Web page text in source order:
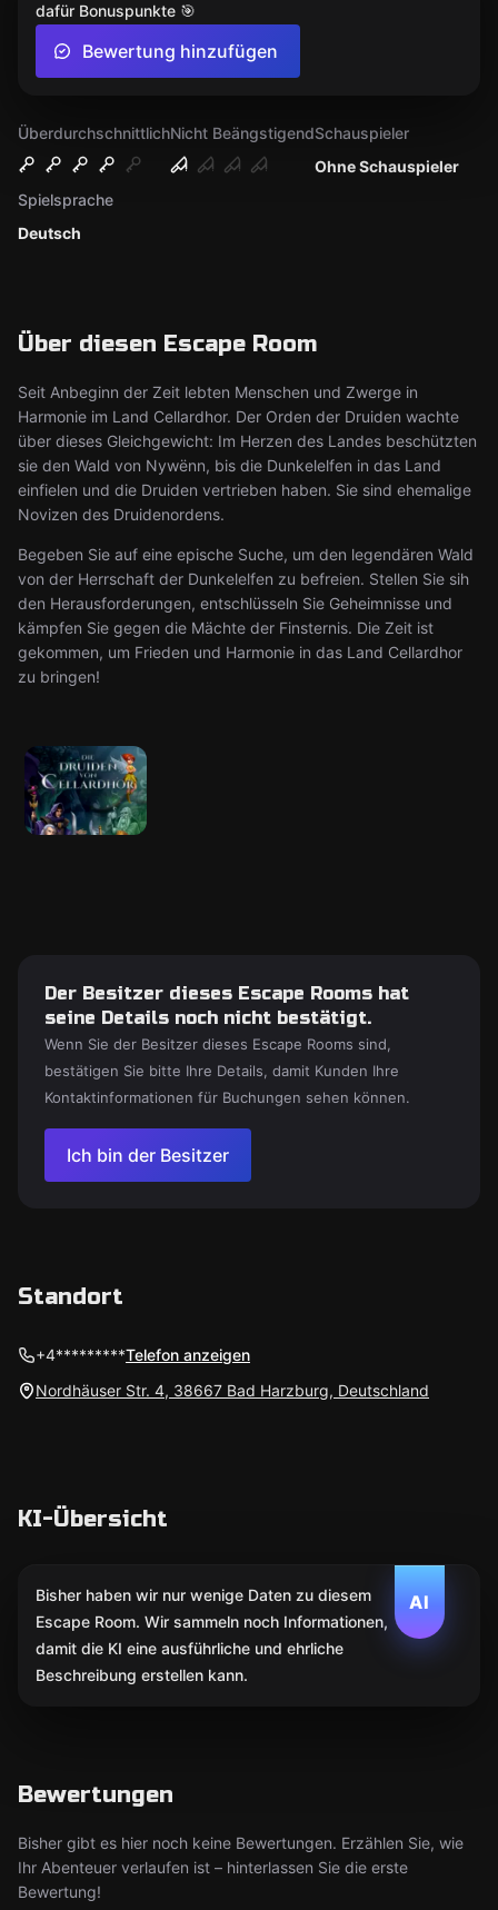
ÜberdurchschnittlichNicht Beängstigend
Ohne Schauspieler
Schauspieler
Deutsch
Spielsprache
Über diesen Escape Room
Seit Anbeginn der Zeit lebten Menschen und Zwerge in
Harmonie im Land Cellardhor. Der Orden der Druiden wachte
über dieses Gleichgewicht: Im Herzen des Landes beschützten
sie den Wald von Nywënn, bis die Dunkelelfen in das Land
einfielen und die Druiden vertrieben haben. Sie sind ehemalige
Novizen des Druidenordens.
Begeben Sie auf eine epische Suche, um den legendären Wald
von der Herrschaft der Dunkelelfen zu befreien. Stellen Sie sih
den Herausforderungen, entschlüsseln Sie Geheimnisse und
kämpfen Sie gegen die Mächte der Finsternis. Die Zeit ist
gekommen, um Frieden und Harmonie in das Land Cellardhor
zu bringen!
dafür Bonuspunkte 🎯
Bewertung hinzufügen
Der Besitzer dieses Escape Rooms hat
seine Details noch nicht bestätigt.
Wenn Sie der Besitzer dieses Escape Rooms sind,
bestätigen Sie bitte Ihre Details, damit Kunden Ihre
Kontaktinformationen für Buchungen sehen können.
Ich bin der Besitzer
Standort
+4*********Telefon anzeigen
Nordhäuser Str. 4, 38667 Bad Harzburg, Deutschland
KI-Übersicht
AI
Bisher haben wir nur wenige Daten zu diesem
Escape Room. Wir sammeln noch Informationen,
damit die KI eine ausführliche und ehrliche
Beschreibung erstellen kann.
Bewertungen
Bisher gibt es hier noch keine Bewertungen. Erzählen Sie, wie
Ihr Abenteuer verlaufen ist – hinterlassen Sie die erste
Bewertung!